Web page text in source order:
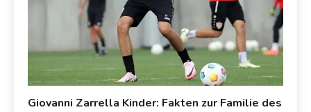
Giovanni Zarrella Kinder: Fakten zur Familie des